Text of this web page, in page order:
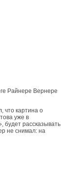
Райнере Вернере
что картина о
уже в
будет рассказывать
не снимал: на